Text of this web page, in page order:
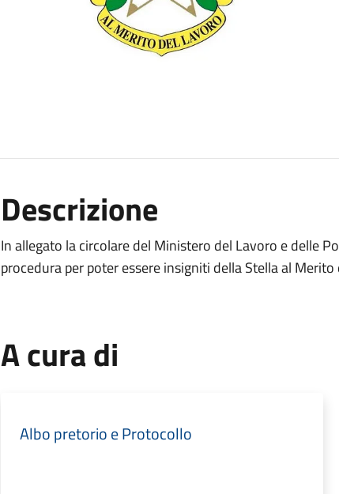
Descrizione
In allegato la circolare del Ministero del Lavoro e delle
procedura per poter essere insigniti della Stella al
A cura di
Albo pretorio e Protocollo